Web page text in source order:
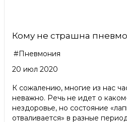
Кому не страшна
#Пневмония
20 июл 2020
К сожалению, многие из нас
неважно. Речь не идет о
нездоровье, но состояние
отваливается» в разные